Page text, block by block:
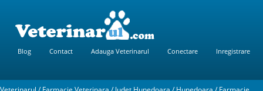
Blog Contact Adauga Veterinarul Conectare Inregistrare